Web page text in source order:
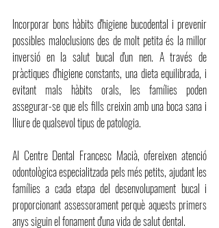
Incorporar bons hàbits d'higiene bucodental i prevenir
possibles maloclusions des de molt petita és la millor
inversió en la salut bucal d'un nen. A través de
pràctiques d'higiene constants, una dieta equilibrada, i
evitant mals hàbits orals, les famílies poden
assegurar-se que els fills creixin amb una boca sana i
lliure de qualsevol tipus de patologia.
Al Centre Dental Francesc Macià, ofereixen atenció
odontològica especialitzada pels més petits, ajudant les
famílies a cada etapa del desenvolupament bucal i
proporcionant assessorament perquè aquests primers
anys siguin el fonament d'una vida de salut dental.